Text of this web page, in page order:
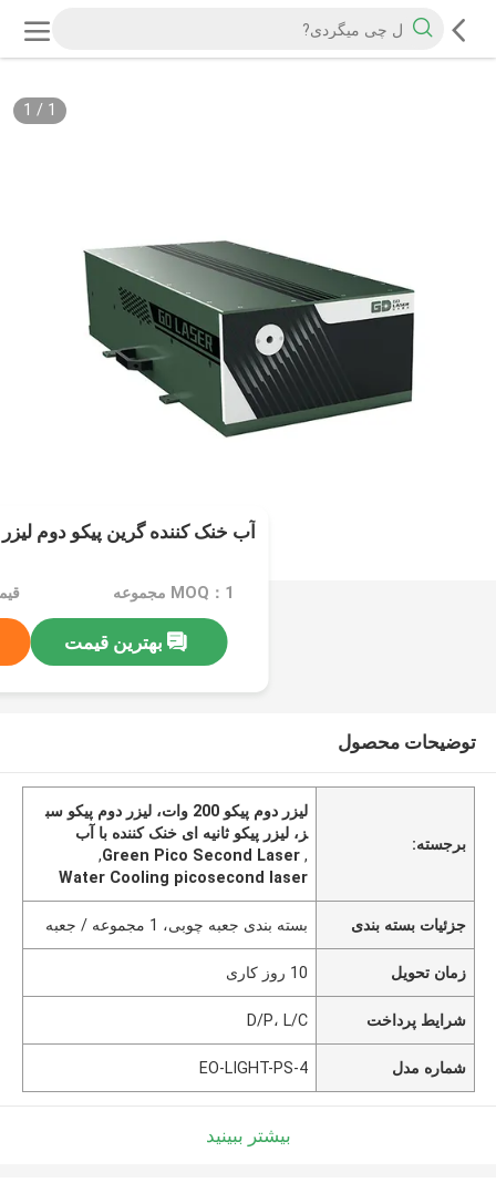
1
/
1
آب خنک کننده گرین پیکو دوم لیزر 50-200
MOQ：1 مجموعه
بهترین قیمت
توضیحات محصول
برجسته:
لیزر دوم پیکو 200 وات، لیزر دوم پیکو سب
ز، لیزر پیکو ثانیه ای خنک کننده با آب
,
Green Pico Second Laser
,
Water Cooling picosecond laser
جزئیات بسته بندی بسته بندی جعبه چوبی، 1 مجموعه / جعبه
زمان تحویل 10 روز کاری
شرایط پرداخت D/P، L/C
شماره مدل EO-LIGHT-PS-4
بیشتر ببینید